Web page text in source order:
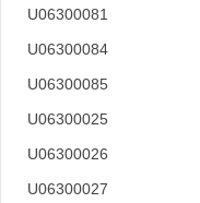
U06300081
U06300084
U06300085
U06300025
U06300026
U06300027